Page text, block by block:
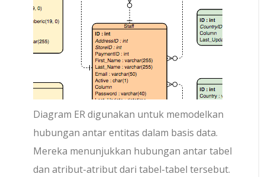
Diagram ER digunakan untuk memodelkan
hubungan antar entitas dalam basis data.
Mereka menunjukkan hubungan antar tabel
dan atribut-atribut dari tabel-tabel tersebut.